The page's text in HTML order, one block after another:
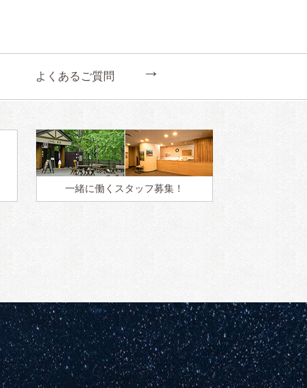
よくあるご質問 ←
一緒に働く スタッフ募集！